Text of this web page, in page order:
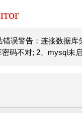
错误警告：连接数据库
码不对; 2、mysql未启